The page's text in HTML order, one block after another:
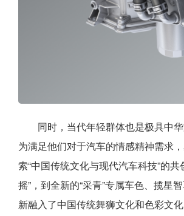
同时，当代年轻群体也是极具中
为满足他们对于汽车的情感精神需求
索“中国传统文化与现代汽车科技”的共
摇”，到全新的“采青”专属车色、揽星
新融入了中国传统舞狮文化和色彩文